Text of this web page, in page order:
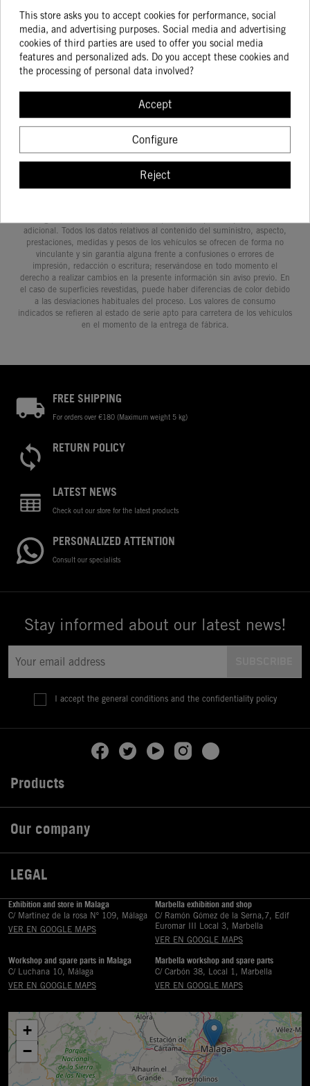
SHELL
13.13
10.50
BUY
3.27 2.78
BUY
33.21
28.23
BUY
CPL.
48.44
41.17
BUY
adicional. Todos los datos relativos al contenido del suministro, aspecto,
prestaciones, medidas y pesos de los vehículos se ofrecen de forma no
vinculante y sin garantía alguna frente a confusiones o errores de
impresión, redacción o escritura; reservándose en todo momento el
derecho a realizar cambios en la presente información sin aviso previo. En
el caso de superficies revestidas, puede haber diferencias de color debido
a las desviaciones habituales del proceso. Los valores de consumo
indicados se refieren al estado de serie apto para carretera de los vehículos
en el momento de la entrega de fábrica.
FREE SHIPPING
For orders over €180 (Maximum weight 5 kg)
RETURN POLICY
LATEST NEWS
Check out our store for the latest products
PERSONALIZED ATTENTION
Consult our specialists
Stay informed about our latest news!
I accept the general conditions and the confidentiality policy
Products
Our company
LEGAL
Exhibition and store in Malaga
C/ Martinez de la rosa Nº 109, Málaga
VER EN GOOGLE MAPS
Marbella exhibition and shop
C/ Ramón Gómez de la Serna,7, Edif
Euromar III Local 3, Marbella
VER EN GOOGLE MAPS
Workshop and spare parts in Malaga
C/ Luchana 10, Málaga
VER EN GOOGLE MAPS
Marbella workshop and spare parts
C/ Carbón 38, Local 1, Marbella
VER EN GOOGLE MAPS
+
−
This store asks you to accept cookies for performance, social
media, and advertising purposes. Social media and advertising
cookies of third parties are used to offer you social media
features and personalized ads. Do you accept these cookies and
the processing of personal data involved?
Accept
Configure
Reject